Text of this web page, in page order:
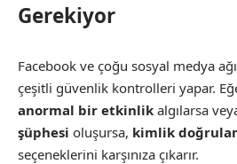
Gerekiyor
Facebook ve çoğu sosyal medya
çeşitli güvenlik kontrolleri yapar.
anormal bir etkinlik algılarsa
şüphesi oluşursa, kimlik
seçeneklerini karşınıza çıkarır.